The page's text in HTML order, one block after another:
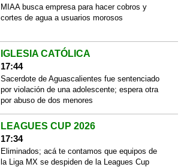
MIAA busca empresa para hacer cobros y
cortes de agua a usuarios morosos
IGLESIA CATÓLICA
17:44
Sacerdote de Aguascalientes fue sentenciado
por violación de una adolescente; espera otra
por abuso de dos menores
LEAGUES CUP 2026
17:34
Eliminados; acá te contamos que equipos de
la Liga MX se despiden de la Leagues Cup